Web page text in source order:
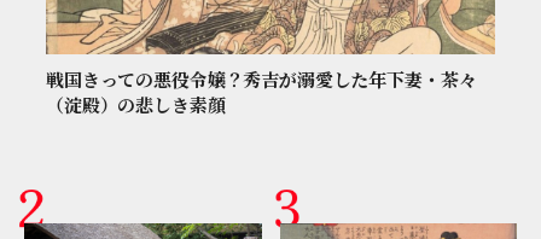
戦国きっての悪役令嬢？秀吉が溺愛した年下妻・茶々
（淀殿）の悲しき素顔